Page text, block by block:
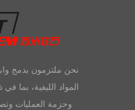
نحن ملتزمون بدمج
المواد الليفية، بما
وحزمة العمليات